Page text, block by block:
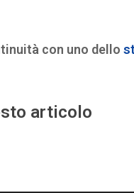
con uno dello
articolo